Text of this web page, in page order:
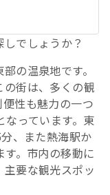
でしょうか？
の温泉地です。
街は、多くの観
性も魅力の一つ
なっています。東
、また熱海駅か
。市内の移動に
要な観光スポッ